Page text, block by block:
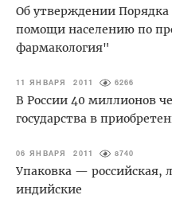
Об утверждении
помощи населению по
фармакология"
11 ЯНВАРЯ 2011 6266
В России 40 миллионов
государства в
06 ЯНВАРЯ 2011 8740
Упаковка — российская,
индийские